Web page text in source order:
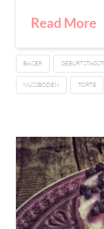
Read More
BAISER
NUSSBODEN TORTE